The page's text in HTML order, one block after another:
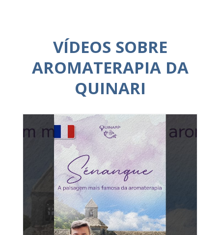
VÍDEOS SOBRE
AROMATERAPIA DA
QUINARI